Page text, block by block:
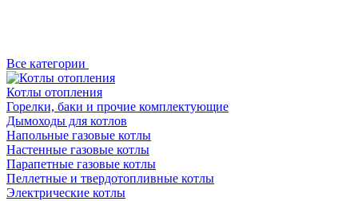
Все категории
Котлы отопления
Горелки, баки и прочие комплектующие
Дымоходы для котлов
Напольные газовые котлы
Настенные газовые котлы
Парапетные газовые котлы
Пеллетные и твердотопливные котлы
Электрические котлы